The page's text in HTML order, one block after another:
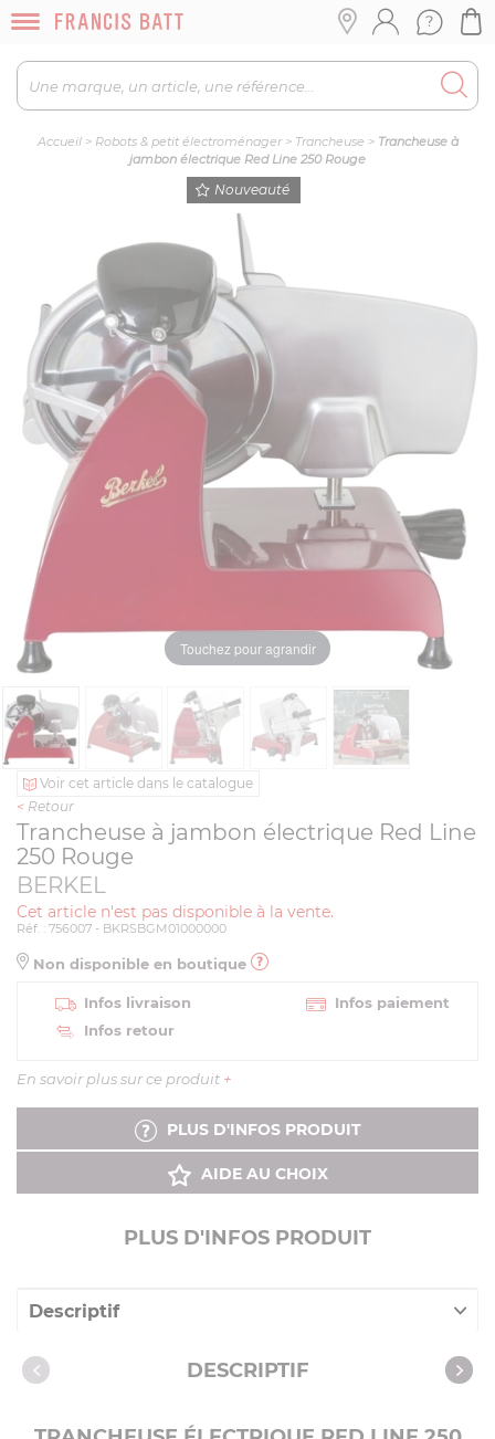
Accueil> Robots & petit électroménager> Trancheuse > Trancheuse à
jambon électrique Red Line 250 Rouge
Nouveauté
Touchez pour agrandir
Voir cet article dans le catalogue
< Retour
Trancheuse à jambon électrique Red Line
250 Rouge
BERKEL
Cet article n'est pas disponible à la vente.
Réf. : 756007 - BKRSBGM01000000
Non disponible en boutique
Infos livraison
Infos paiement
Infos retour
En savoir plus sur ce produit +
PLUS D'INFOS PRODUIT
AIDE AU CHOIX
PLUS D'INFOS PRODUIT
Descriptif
Caractéristiques
DESCRIPTIF